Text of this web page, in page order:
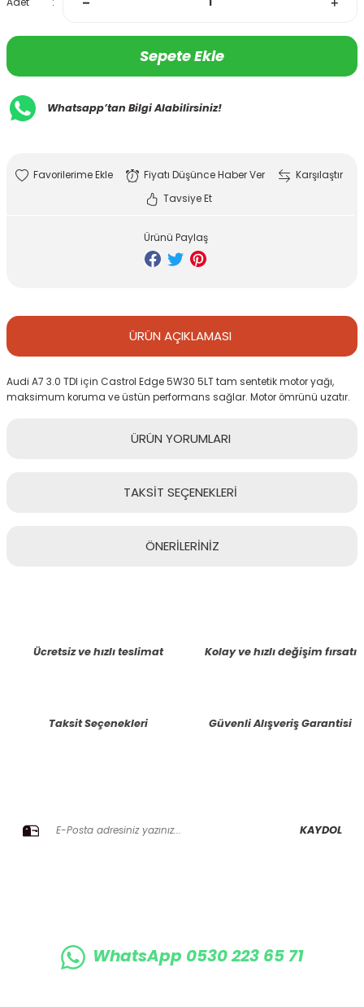
Sepete Ekle
Whatsapp’tan Bilgi Alabilirsiniz!
Fiyatı Düşünce Haber Ver
Karşılaştır
Tavsiye Et
Ürünü Paylaş
ÜRÜN AÇIKLAMASI
Audi A7 3.0 TDI için Castrol Edge 5W30 5LT tam sentetik motor yağı,
maksimum koruma ve üstün performans sağlar. Motor ömrünü uzatır.
ÜRÜN YORUMLARI
TAKSİT SEÇENEKLERİ
ÖNERİLERİNİZ
Ürün bilgilerinde hatalar bulunuyor.
Ücretsiz ve hızlı teslimat Kolay ve hızlı değişim fırsatı
Taksit Seçenekleri Güvenli Alışveriş Garantisi
KAYDOL
WhatsApp 0530 223 65 71